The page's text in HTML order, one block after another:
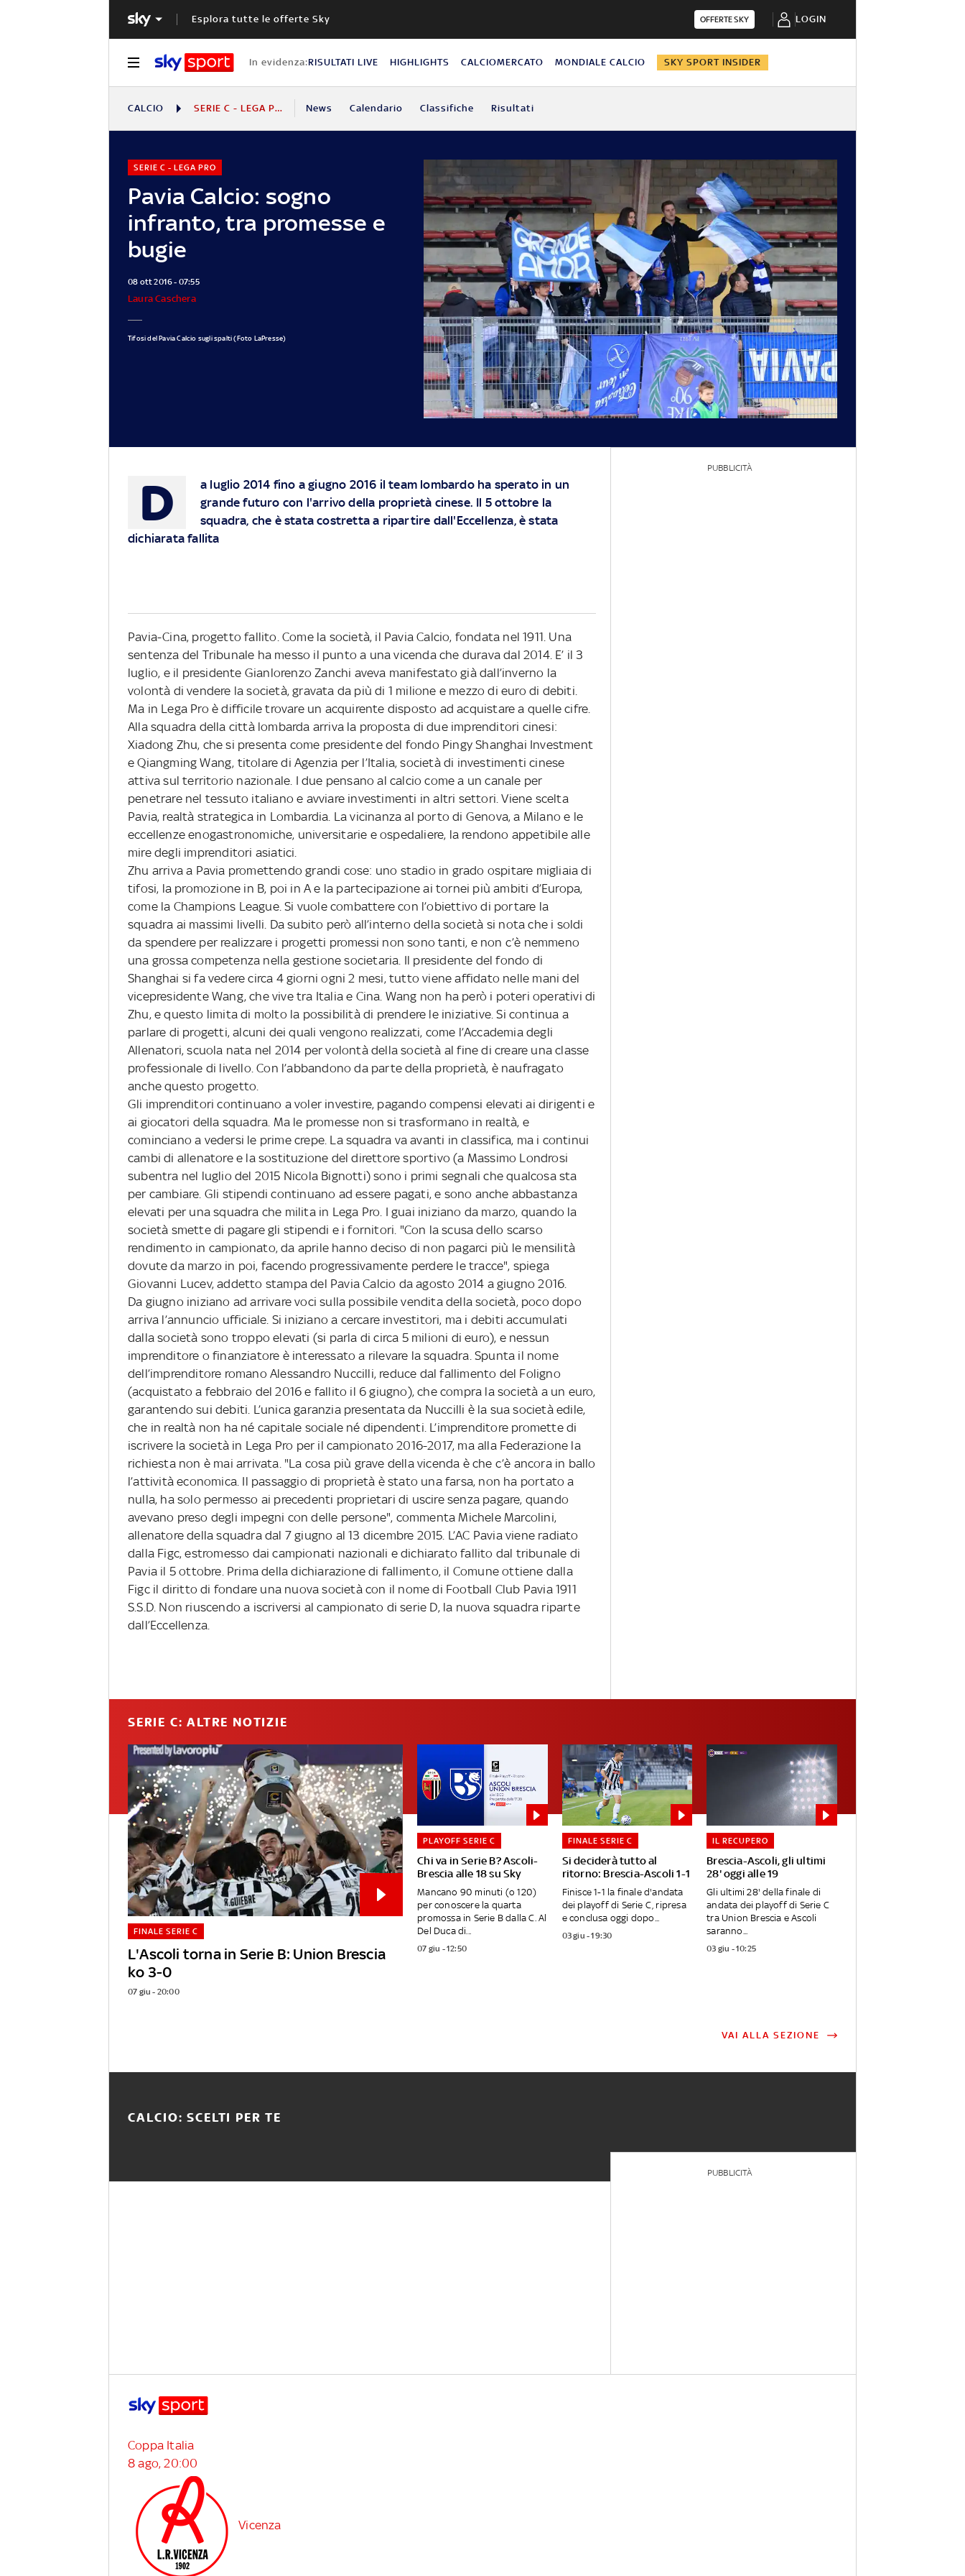
Esplora tutte le offerte Sky OFFERTE SKY LOGIN
In evidenza:RISULTATI LIVE HIGHLIGHTS CALCIOMERCATO MONDIALE CALCIO SKY SPORT INSIDER
CALCIO SERIE C - LEGA PRO News Calendario Classifiche Risultati
Pavia Calcio: sogno
infranto, tra promesse e
bugie
SERIE C - LEGA PRO
08 ott 2016 - 07:55
Laura Caschera
Tifosi del Pavia Calcio sugli spalti (Foto LaPresse)
D
a luglio 2014 fino a giugno 2016 il team lombardo ha sperato in un
grande futuro con l'arrivo della proprietà cinese. Il 5 ottobre la
squadra, che è stata costretta a ripartire dall'Eccellenza, è stata
dichiarata fallita
Pavia-Cina, progetto fallito. Come la società, il Pavia Calcio, fondata nel 1911. Una
sentenza del Tribunale ha messo il punto a una vicenda che durava dal 2014. E’ il 3
luglio, e il presidente Gianlorenzo Zanchi aveva manifestato già dall’inverno la
volontà di vendere la società, gravata da più di 1 milione e mezzo di euro di debiti.
Ma in Lega Pro è difficile trovare un acquirente disposto ad acquistare a quelle cifre.
Alla squadra della città lombarda arriva la proposta di due imprenditori cinesi:
Xiadong Zhu, che si presenta come presidente del fondo Pingy Shanghai Investment
e Qiangming Wang, titolare di Agenzia per l’Italia, società di investimenti cinese
attiva sul territorio nazionale. I due pensano al calcio come a un canale per
penetrare nel tessuto italiano e avviare investimenti in altri settori. Viene scelta
Pavia, realtà strategica in Lombardia. La vicinanza al porto di Genova, a Milano e le
eccellenze enogastronomiche, universitarie e ospedaliere, la rendono appetibile alle
mire degli imprenditori asiatici.
Zhu arriva a Pavia promettendo grandi cose: uno stadio in grado ospitare migliaia di
tifosi, la promozione in B, poi in A e la partecipazione ai tornei più ambiti d’Europa,
come la Champions League. Si vuole combattere con l’obiettivo di portare la
squadra ai massimi livelli. Da subito però all’interno della società si nota che i soldi
da spendere per realizzare i progetti promessi non sono tanti, e non c’è nemmeno
una grossa competenza nella gestione societaria. Il presidente del fondo di
Shanghai si fa vedere circa 4 giorni ogni 2 mesi, tutto viene affidato nelle mani del
vicepresidente Wang, che vive tra Italia e Cina. Wang non ha però i poteri operativi di
Zhu, e questo limita di molto la possibilità di prendere le iniziative. Si continua a
parlare di progetti, alcuni dei quali vengono realizzati, come l’Accademia degli
Allenatori, scuola nata nel 2014 per volontà della società al fine di creare una classe
professionale di livello. Con l’abbandono da parte della proprietà, è naufragato
anche questo progetto.
Gli imprenditori continuano a voler investire, pagando compensi elevati ai dirigenti e
ai giocatori della squadra. Ma le promesse non si trasformano in realtà, e
cominciano a vedersi le prime crepe. La squadra va avanti in classifica, ma i continui
cambi di allenatore e la sostituzione del direttore sportivo (a Massimo Londrosi
subentra nel luglio del 2015 Nicola Bignotti) sono i primi segnali che qualcosa sta
per cambiare. Gli stipendi continuano ad essere pagati, e sono anche abbastanza
elevati per una squadra che milita in Lega Pro. I guai iniziano da marzo, quando la
società smette di pagare gli stipendi e i fornitori. "Con la scusa dello scarso
rendimento in campionato, da aprile hanno deciso di non pagarci più le mensilità
dovute da marzo in poi, facendo progressivamente perdere le tracce", spiega
Giovanni Lucev, addetto stampa del Pavia Calcio da agosto 2014 a giugno 2016.
Da giugno iniziano ad arrivare voci sulla possibile vendita della società, poco dopo
arriva l’annuncio ufficiale. Si iniziano a cercare investitori, ma i debiti accumulati
dalla società sono troppo elevati (si parla di circa 5 milioni di euro), e nessun
imprenditore o finanziatore è interessato a rilevare la squadra. Spunta il nome
dell’imprenditore romano Alessandro Nuccilli, reduce dal fallimento del Foligno
(acquistato a febbraio del 2016 e fallito il 6 giugno), che compra la società a un euro,
garantendo sui debiti. L’unica garanzia presentata da Nuccilli è la sua società edile,
che in realtà non ha né capitale sociale né dipendenti. L’imprenditore promette di
iscrivere la società in Lega Pro per il campionato 2016-2017, ma alla Federazione la
richiesta non è mai arrivata. "La cosa più grave della vicenda è che c’è ancora in ballo
l’attività economica. Il passaggio di proprietà è stato una farsa, non ha portato a
nulla, ha solo permesso ai precedenti proprietari di uscire senza pagare, quando
avevano preso degli impegni con delle persone", commenta Michele Marcolini,
allenatore della squadra dal 7 giugno al 13 dicembre 2015. L’AC Pavia viene radiato
dalla Figc, estromesso dai campionati nazionali e dichiarato fallito dal tribunale di
Pavia il 5 ottobre. Prima della dichiarazione di fallimento, il Comune ottiene dalla
Figc il diritto di fondare una nuova società con il nome di Football Club Pavia 1911
S.S.D. Non riuscendo a iscriversi al campionato di serie D, la nuova squadra riparte
dall’Eccellenza.
PUBBLICITÀ
SERIE C: ALTRE NOTIZIE
L'Ascoli torna in Serie B: Union Brescia
ko 3-0
FINALE SERIE C
07 giu - 20:00
Chi va in Serie B? Ascoli-
Brescia alle 18 su Sky
PLAYOFF SERIE C
Mancano 90 minuti (o 120)
per conoscere la quarta
promossa in Serie B dalla C. Al
Del Duca di...
07 giu - 12:50
Si deciderà tutto al
ritorno: Brescia-Ascoli 1-1
FINALE SERIE C
Finisce 1-1 la finale d'andata
dei playoff di Serie C, ripresa
e conclusa oggi dopo...
03 giu - 19:30
Brescia-Ascoli, gli ultimi
28' oggi alle 19
IL RECUPERO
Gli ultimi 28' della finale di
andata dei playoff di Serie C
tra Union Brescia e Ascoli
saranno...
03 giu - 10:25
VAI ALLA SEZIONE
CALCIO: SCELTI PER TE
PUBBLICITÀ
Coppa Italia
8 ago, 20:00
Vicenza